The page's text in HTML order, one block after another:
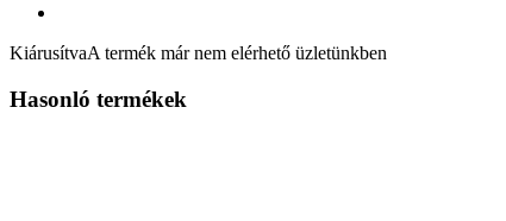
KiárusítvaA termék már nem elérhető üzletünkben
Hasonló termékek